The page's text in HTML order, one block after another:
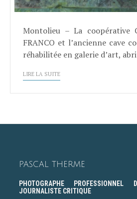
Montolieu – La coopérative
FRANCO et l’ancienne cave
réhabilitée en galerie d’art,
LIRE LA SUITE
PASCAL THERME
PHOTOGRAPHE
JOURNALISTE CRITIQUE